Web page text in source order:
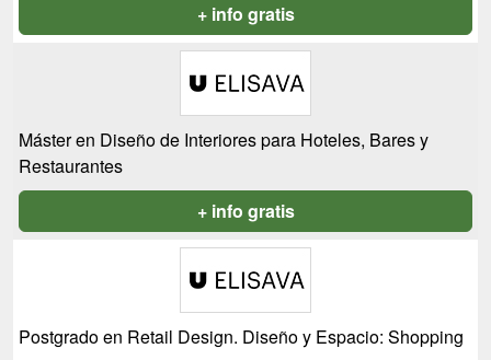
+ info gratis
Máster en Diseño de Interiores para Hoteles, Bares y
Restaurantes
+ info gratis
Postgrado en Retail Design. Diseño y Espacio: Shopping